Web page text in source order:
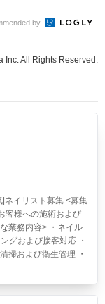
by
Inc. All Rights Reserved.
|ネイリスト募集 <募集
客様への施術および
業務内容> ・ネイル
グおよび接客対応 ・
掃および衛生管理 ・